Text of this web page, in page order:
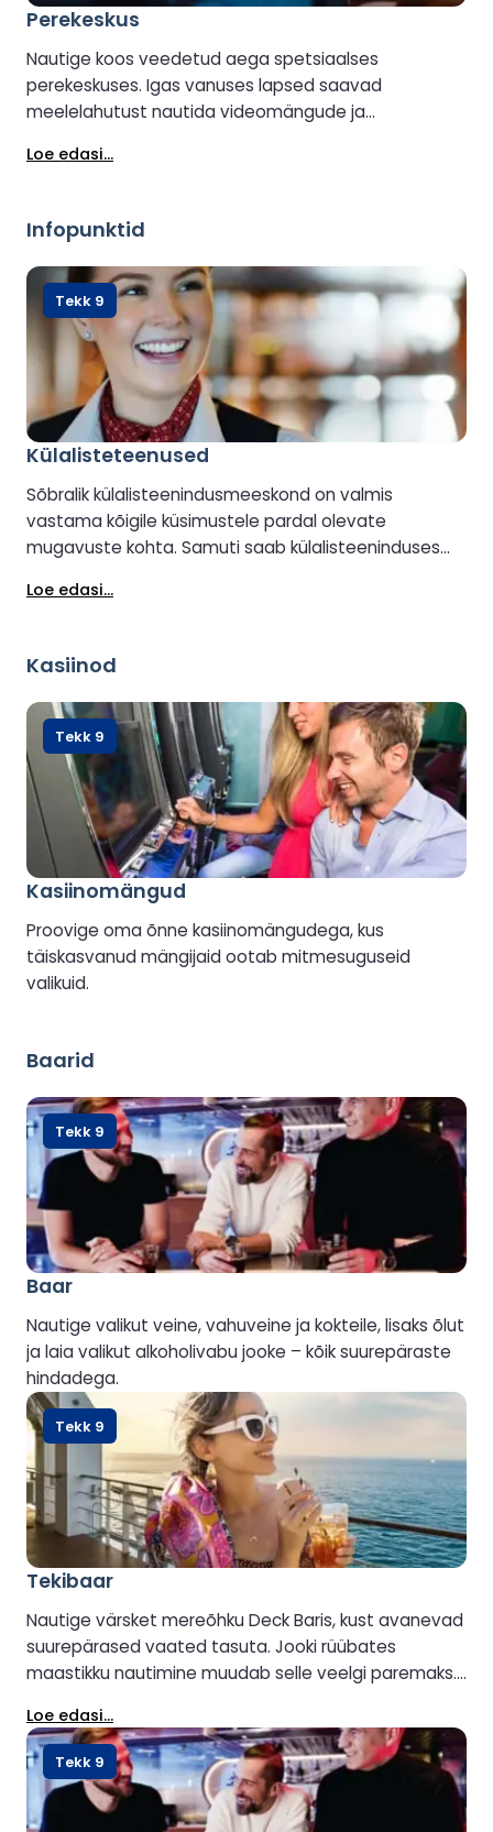
Perekeskus
Nautige koos veedetud aega spetsiaalses
perekeskuses. Igas vanuses lapsed saavad
meelelahutust nautida videomängude ja
täiskasvanud aga saavad lõbutseda või lõõgastuda
Loe edasi...
Infopunktid
Külalisteteenused
Sõbralik külalisteenindusmeeskond on valmis
vastama kõigile küsimustele pardal olevate
mugavuste kohta. Samuti saab külalisteeninduses
korral).
Loe edasi...
Tekk 9
Kasiinod
Kasiinomängud
Proovige oma õnne kasiinomängudega, kus
täiskasvanud mängijaid ootab mitmesuguseid
valikuid.
Tekk 9
Baarid
Baar
Nautige valikut veine, vahuveine ja kokteile, lisaks õlut
ja laia valikut alkoholivabu jooke – kõik suurepäraste
hindadega.
Tekk 9
Tekibaar
Nautige värsket mereõhku Deck Baris, kust avanevad
suurepärased vaated tasuta. Jooki rüübates
maastikku nautimine muudab selle veelgi paremaks.
Loe edasi...
Tekk 9
Tekk 9